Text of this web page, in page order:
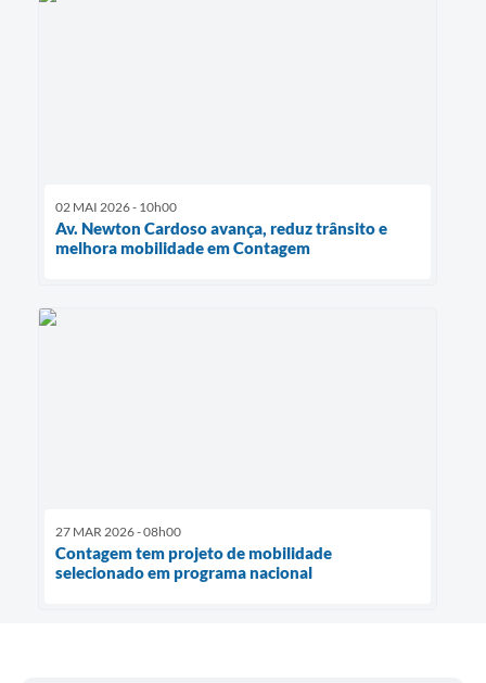
02 MAI 2026 - 10h00
Av. Newton Cardoso avança, reduz trânsito e
melhora mobilidade em Contagem
27 MAR 2026 - 08h00
Contagem tem projeto de mobilidade
selecionado em programa nacional